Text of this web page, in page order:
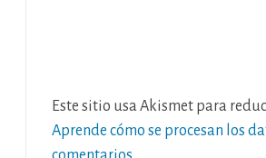
Este sitio usa Akismet para
Aprende cómo se procesan los